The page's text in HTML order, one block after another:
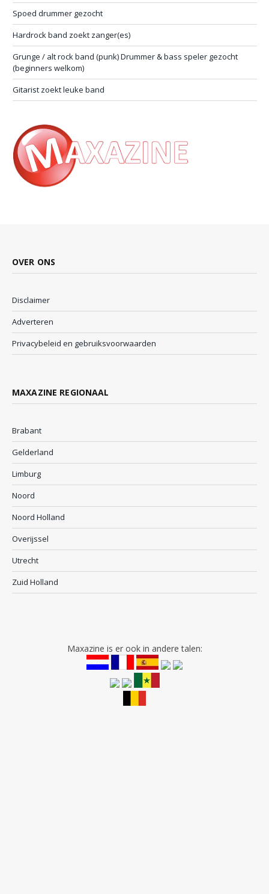
Spoed drummer gezocht
Hardrock band zoekt zanger(es)
Grunge / alt rock band (punk) Drummer & bass speler gezocht
(beginners welkom)
Gitarist zoekt leuke band
OVER ONS
Disclaimer
Adverteren
Privacybeleid en gebruiksvoorwaarden
MAXAZINE REGIONAAL
Brabant
Gelderland
Limburg
Noord
Noord Holland
Overijssel
Utrecht
Zuid Holland
Maxazine is er ook in andere talen: